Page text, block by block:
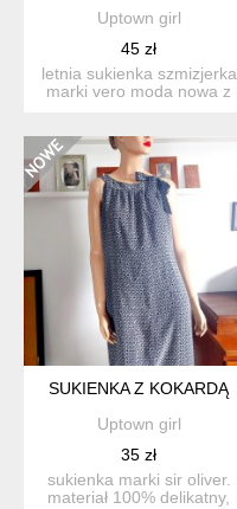
Uptown girl
45 zł
letnia sukienka szmizjerka
marki vero moda nowa z
SUKIENKA Z KOKARDĄ
Uptown girl
35 zł
sukienka marki sir oliver.
materiał 100% delikatny,